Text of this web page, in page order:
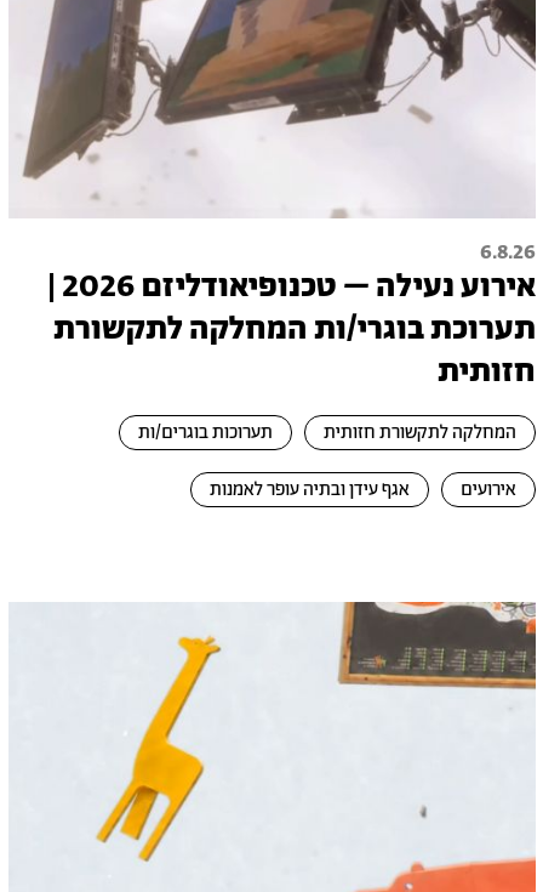
6.8.26
אירוע נעילה – טכנופיאודליזם 2026 |
תערוכת בוגרי/ות המחלקה לתקשורת
חזותית
המחלקה לתקשורת חזותית תערוכות בוגרים/ות
אירועים אגף עידן ובתיה עופר לאמנות